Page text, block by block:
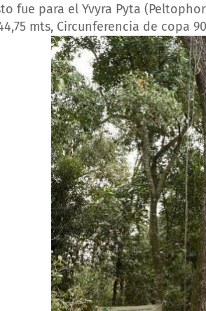
fue para el Yvyra Pyta
mts, Circunferencia de copa